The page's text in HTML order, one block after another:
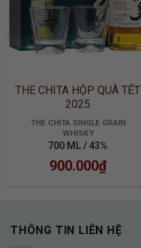
THE CHITA HỘP QUÀ TẾT
2025
THE CHITA SINGLE GRAIN
WHISKY
700 ML / 43%
900.000₫
THÔNG TIN LIÊN HỆ